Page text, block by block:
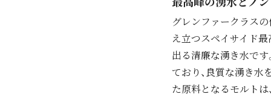
グレンファークラス
え立つスペイサイド
出る清廉な湧き水で
ており、良質な湧き水
た原料となるモルトは